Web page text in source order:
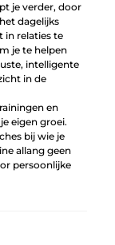
je verder, door
dagelijks
in relaties te
je te helpen
intelligente
in de
en
eigen groei.
bij wie je
allang geen
persoonlijke